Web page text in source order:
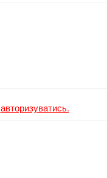
авторизуватись.